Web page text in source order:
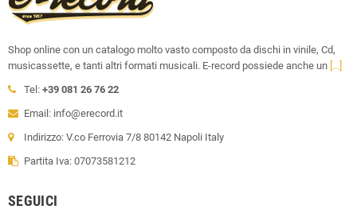
Shop online con un catalogo molto vasto composto da dischi in vinile, Cd,
musicassette, e tanti altri formati musicali. E-record possiede anche un [...]
Tel: +39 081 26 76 22
Email: info@erecord.it
Indirizzo: V.co Ferrovia 7/8 80142 Napoli Italy
Partita Iva: 07073581212
SEGUICI